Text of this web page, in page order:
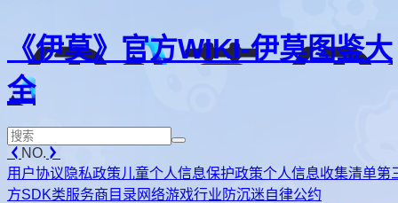
《伊莫》官方WIKI-伊莫图鉴大
全
NO.
用户协议 隐私政策儿童个人信息保护政策个人信息收集清单第
方SDK类服务商目录 网络游戏行业防沉迷自律公约